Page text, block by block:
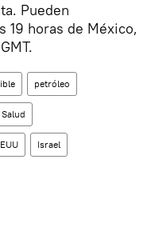
Pueden
19 horas de México,
petróleo
Israel